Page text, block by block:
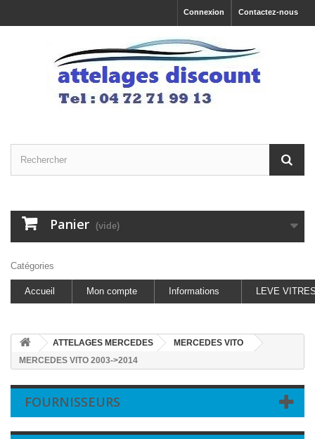
Contactez-nous
Connexion
Panier (vide)
Catégories
Accueil Mon compte Informations LEVE
ATTELAGES MERCEDES
MERCEDES VITO
MERCEDES VITO 2003->2014
FOURNISSEURS